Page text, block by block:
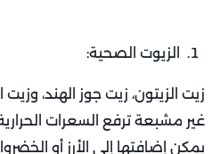
الزيوت الصحية:
زيت الزيتون، زيت جوز الهند،
غير مشبعة ترفع السعرات
يمكن إضافتها إلى الأرز أو